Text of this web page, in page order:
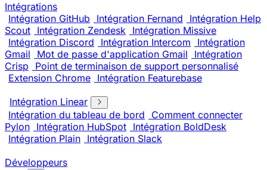
Intégrations
Intégration GitHub
Intégration Fernand
Intégration Help
Scout Intégration Zendesk Intégration Missive
Intégration Discord
Intégration Intercom
Intégration
Gmail
Mot de passe d'application Gmail
Intégration
Crisp
Point de terminaison de support personnalisé
Extension Chrome Intégration Featurebase
Intégration Linear
Intégration du tableau de bord
Comment connecter
Pylon Intégration HubSpot Intégration BoldDesk
Intégration Plain Intégration Slack
Développeurs